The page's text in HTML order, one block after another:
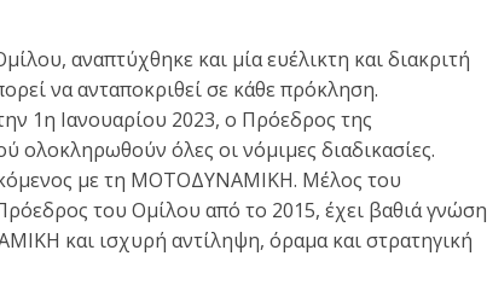
αναπτύχθηκε και μία ευέλικτη και διακριτή
να ανταποκριθεί σε κάθε πρόκληση.
1η Ιανουαρίου 2023, ο Πρόεδρος της
όλες οι νόμιμες διαδικασίες.
με τη ΜΟΤΟΔΥΝΑΜΙΚΗ. Μέλος του
του Ομίλου από το 2015, έχει βαθιά γνώση
και ισχυρή αντίληψη, όραμα και στρατηγική